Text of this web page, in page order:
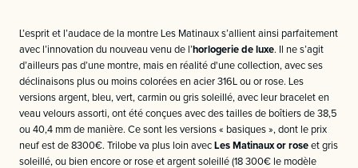
L’esprit et l’audace de la montre Les Matinaux s’allient ainsi parfaitement
avec l’innovation du nouveau venu de l’horlogerie de luxe. Il ne s’agit
d’ailleurs pas d’une montre, mais en réalité d'une collection, avec ses
déclinaisons plus ou moins colorées en acier 316L ou or rose. Les
versions argent, bleu, vert, carmin ou gris soleillé, avec leur bracelet en
veau velours assorti, ont été conçues avec des tailles de boîtiers de 38,5
ou 40,4 mm de manière. Ce sont les versions « basiques », dont le prix
neuf est de 8300€. Trilobe va plus loin avec Les Matinaux or rose et gris
soleillé, ou bien encore or rose et argent soleillé (18 300€ le modèle